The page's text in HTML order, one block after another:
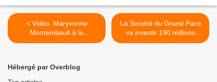
< Vidéo. Maryvonne
Montembault à la
commémoration de la fin de
sous-Bois
La Société du Grand Paris
va investir 190 millions
d’euros sur le site PSA
Hébergé par Overblog